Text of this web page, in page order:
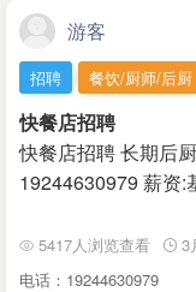
游客
招聘 餐饮/厨师/后厨
快餐店招聘
快餐店招聘 长期后
19244630979 薪资:
5417人浏览查看 3
电话：19244630979